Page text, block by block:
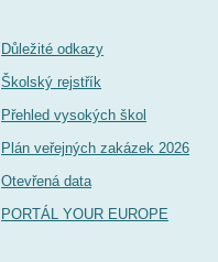
Důležité odkazy
Školský rejstřík
Přehled vysokých škol
Plán veřejných zakázek 2026
Otevřená data
PORTÁL YOUR EUROPE